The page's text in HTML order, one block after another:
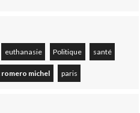
euthanasie Politique santé
romero michel paris